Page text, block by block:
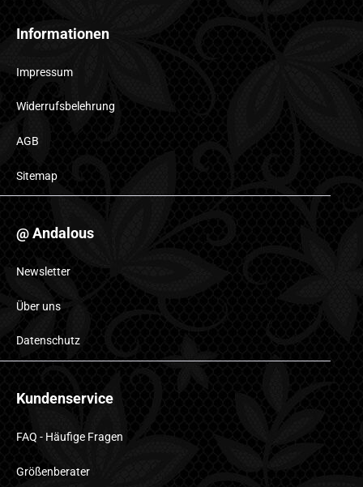
Informationen
Impressum
Widerrufsbelehrung
AGB
Sitemap
@ Andalous
Newsletter
Über uns
Datenschutz
Kundenservice
FAQ - Häufige Fragen
Größenberater